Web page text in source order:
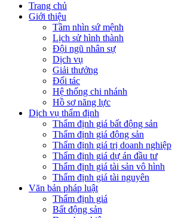
Trang chủ
Giới thiệu
Tầm nhìn sứ mệnh
Lịch sử hình thành
Đội ngũ nhân sự
Dịch vụ
Giải thưởng
Đối tác
Hệ thống chi nhánh
Hồ sơ năng lực
Dịch vụ thẩm định
Thẩm định giá bất động sản
Thẩm định giá động sản
Thẩm định giá trị doanh nghiệp
Thẩm định giá dự án đầu tư
Thẩm định giá tài sản vô hình
Thẩm định giá tài nguyên
Văn bản pháp luật
Thẩm định giá
Bất động sản